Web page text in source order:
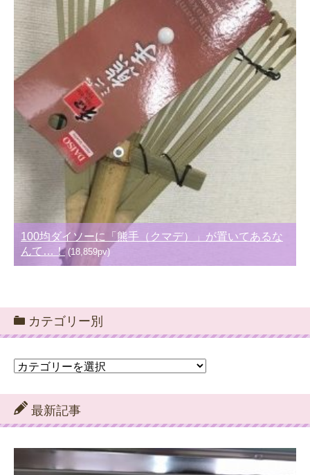
100均ダイソーに「熊手（クマデ）」が置いてあるな
んて…！(18,859pv)
カテゴリー別
カ
ゴ
リ
ー
最新記事